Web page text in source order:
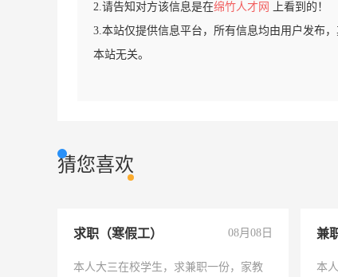
2.请告知对方该信息是在绵竹人才网
上看到的！
3.本站仅提供信息平台，所有信息均由用户发布
本站无关。
猜您喜欢
求职（寒假工） 08月08日
本人大三在校学生，求兼职一份，家教
兼
本